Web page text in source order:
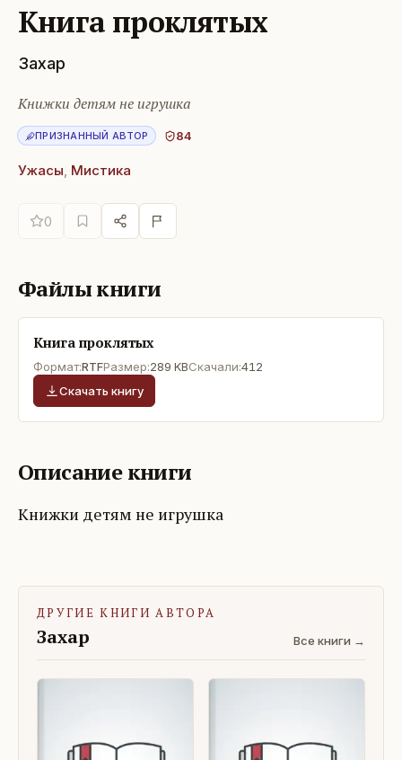
Книга проклятых
Захар
Книжки детям не игрушка
ПРИЗНАННЫЙ АВТОР 84
Ужасы, Мистика
0
Файлы книги
Книга проклятых
Формат:RTFРазмер:289 KBСкачали:412
Скачать книгу
Описание книги
Книжки детям не игрушка
ДРУГИЕ КНИГИ АВТОРА
Захар Все книги →